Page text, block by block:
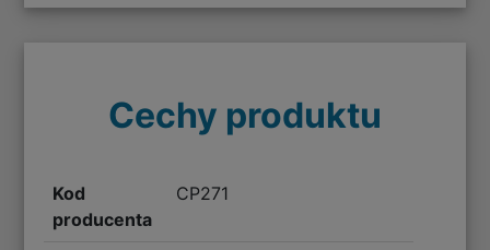
Cechy produktu
Kod
producenta
CP271